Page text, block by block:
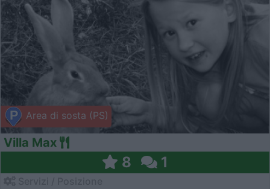
Area di sosta (PS)
Villa Max
8 1